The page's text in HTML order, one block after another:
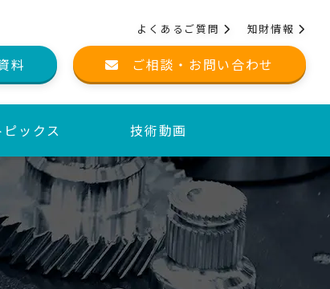
知財情報
よくあるご質問
料 ご相談・お問い合わせ
ックス 技術動画